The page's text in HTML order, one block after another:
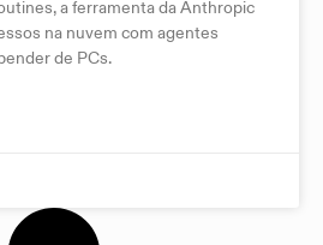
a ferramenta da Anthropic
na nuvem com agentes
de PCs.